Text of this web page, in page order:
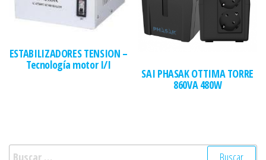
ESTABILIZADORES TENSION –
Tecnología motor I/I
SAI PHASAK OTTIMA TORRE
860VA 480W
Buscar: